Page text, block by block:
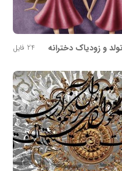
و زودیاک دخترانه 24 فایل